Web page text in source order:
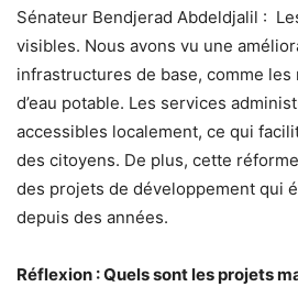
Sénateur Bendjerad Abdeldjalil :
visibles. Nous avons vu une
infrastructures de base, comme
d’eau potable. Les services
accessibles localement, ce qui
des citoyens. De plus, cette
des projets de développement qui
depuis des années.
Réflexion : Quels sont les projets